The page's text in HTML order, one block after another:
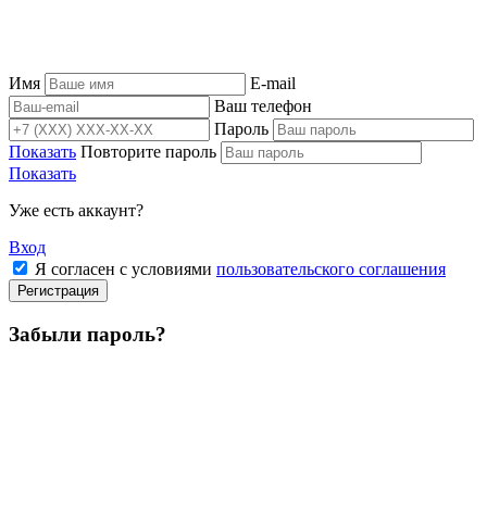
Имя
E-mail
Ваш телефон
Пароль
Показать Повторите пароль
Показать
Уже есть аккаунт?
Вход
Я согласен с условиями пользовательского соглашения
Регистрация
Забыли пароль?